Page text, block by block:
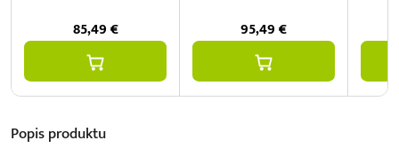
85,49€ 95,49€
Popisproduktu